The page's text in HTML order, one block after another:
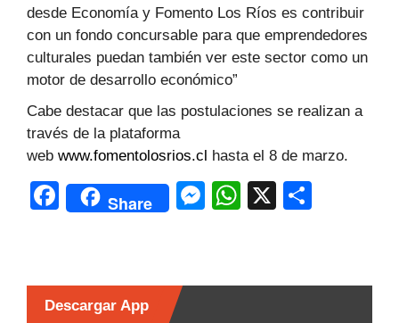
desde Economía y Fomento Los Ríos es contribuir
con un fondo concursable para que emprendedores
culturales puedan también ver este sector como un
motor de desarrollo económico”
Cabe destacar que las postulaciones se realizan a
través de la plataforma
web www.fomentolosrios.cl hasta el 8 de marzo.
F
a
e
b
Share
M
s
W
s
X
p
Descargar App